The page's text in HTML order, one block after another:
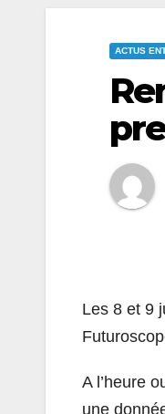
ACTUS
Les 8 et 9
A l’heure
une